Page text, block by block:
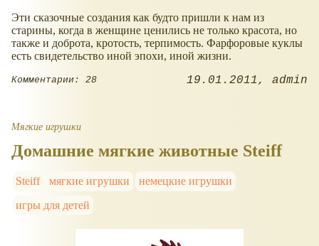
Эти сказочные создания как будто пришли к нам из
старины, когда в женщине ценились не только красота, но
также и доброта, кротость, терпимость. Фарфоровые куклы
есть свидетельство иной эпохи, иной жизни.
Комментарии: 28 19.01.2011 admin
Мягкие игрушки
Домашние мягкие животные Steiff
Steiff мягкие игрушки
немецкие игрушки
игры для детей